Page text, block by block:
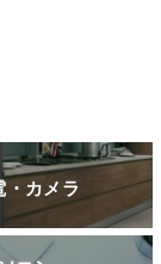
・カメラ